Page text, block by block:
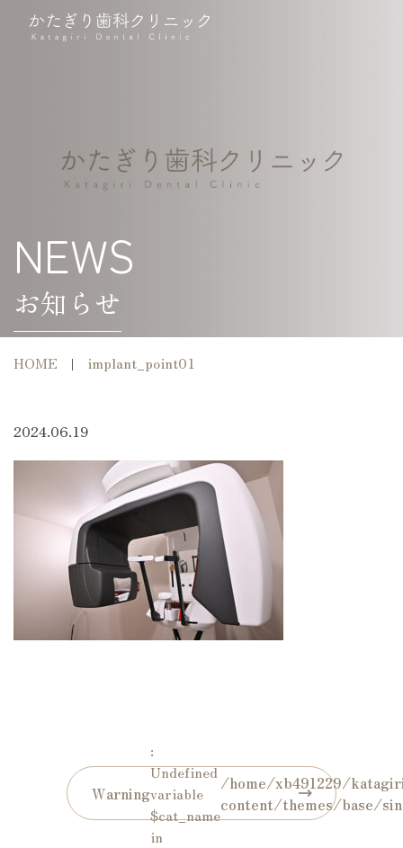
NEWS
お知らせ
HOME implant_point01
2024.06.19
Warning
:
Undefined
variable
$cat_name
in
/home/xb491229/
content/themes/base/